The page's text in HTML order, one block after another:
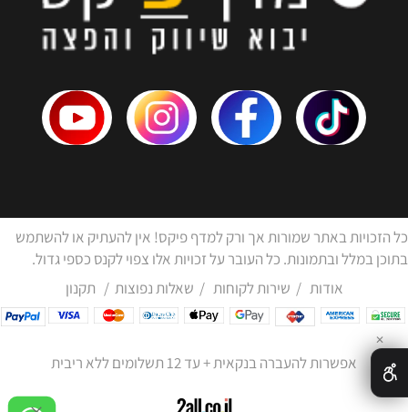
כל הזכויות באתר שמורות אך ורק למדף פיקס! אין להעתיק או להשתמש
בתוכן במלל ובתמונות. כל העובר על זכויות אלו צפוי לקנס כספי גדול.
אודות / שירות לקוחות / שאלות נפוצות / תקנון
אפשרות להעברה בנקאית + עד 12 תשלומים ללא ריבית
✕